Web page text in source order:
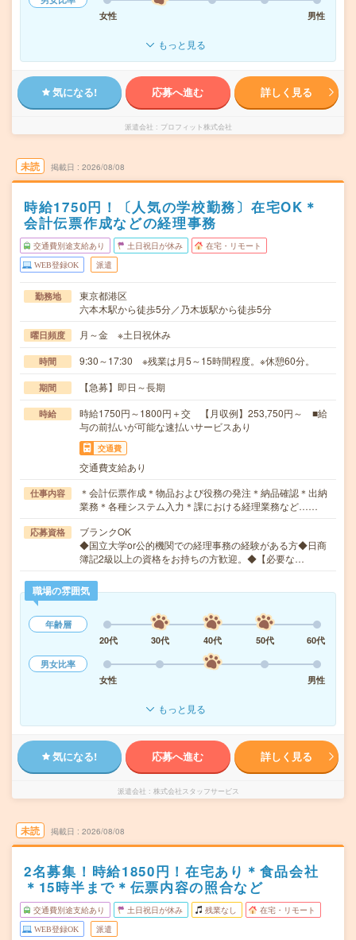
女性
男性
もっと見る
気になる! 応募へ進む 詳しく見る
派遣会社 プロフィット株式会社
未読 掲載日 2026/08/08
時給1750円！〔人気の学校勤務〕在宅OK＊
会計伝票作成などの経理事務
交通費別途支給あり 土日祝日が休み 在宅・リモート
WEB登録OK 派遣
勤務地
東京都港区
六本木駅から徒歩5分／乃木坂駅から徒歩5分
曜日頻度 月～金 ※土日祝休み
時間 9:30～17:30 ※残業は月5～15時間程度。※休憩60分。
期間 【急募】即日～長期
時給
時給1750円～1800円＋交 【月収例】253,750円～ ■給
与の前払いが可能な速払いサービスあり
交通費
交通費支給あり
仕事内容
＊会計伝票作成＊物品および役務の発注＊納品確認＊出納
業務＊各種システム入力＊課における経理業務など……
応募資格
ブランクOK
◆国立大学or公的機関での経理事務の経験がある方◆日商
簿記2級以上の資格をお持ちの方歓迎。◆【必要な…
職場の雰囲気
年齢層
20代
30代 40代 50代
60代
男女比率
女性
男性
もっと見る
気になる! 応募へ進む 詳しく見る
派遣会社 株式会社スタッフサービス
未読 掲載日 2026/08/08
2名募集！時給1850円！在宅あり＊食品会社
＊15時半まで＊伝票内容の照合など
交通費別途支給あり 土日祝日が休み 残業なし 在宅・リモート
WEB登録OK 派遣